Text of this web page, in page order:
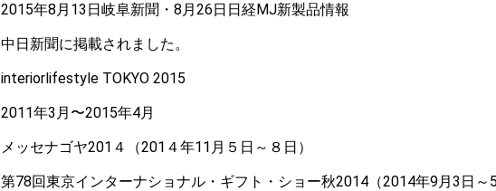
2015年8月13日岐阜新聞・8月26日日経MJ新製品情報
中日新聞に掲載されました。
interiorlifestyle TOKYO 2015
2011年3月〜2015年4月
メッセナゴヤ201４（201４年11月５日～８日）
第78回東京インターナショナル・ギフト・ショー秋2014（2014年9月3日～